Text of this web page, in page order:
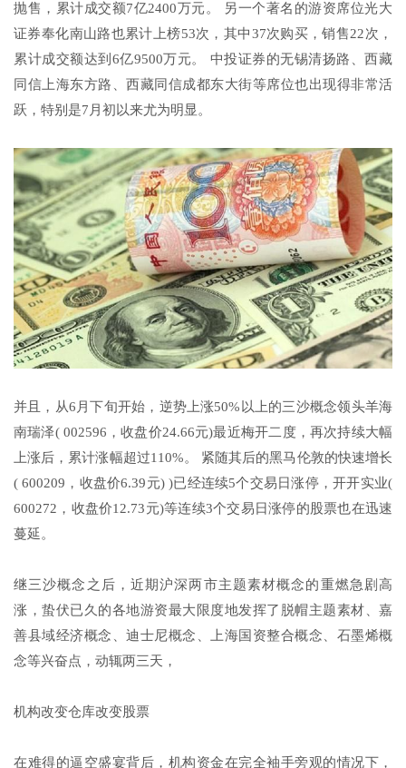
抛售，累计成交额7亿2400万元。 另一个著名的游资席位光大
证券奉化南山路也累计上榜53次，其中37次购买，销售22次，
累计成交额达到6亿9500万元。 中投证券的无锡清扬路、西藏
同信上海东方路、西藏同信成都东大街等席位也出现得非常活
跃，特别是7月初以来尤为明显。
并且，从6月下旬开始，逆势上涨50%以上的三沙概念领头羊海
南瑞泽( 002596，收盘价24.66元)最近梅开二度，再次持续大幅
上涨后，累计涨幅超过110%。 紧随其后的黑马伦敦的快速增长
( 600209，收盘价6.39元) )已经连续5个交易日涨停，开开实业(
600272，收盘价12.73元)等连续3个交易日涨停的股票也在迅速
蔓延。
继三沙概念之后，近期沪深两市主题素材概念的重燃急剧高
涨，蛰伏已久的各地游资最大限度地发挥了脱帽主题素材、嘉
善县域经济概念、迪士尼概念、上海国资整合概念、石墨烯概
念等兴奋点，动辄两三天，
机构改变仓库改变股票
在难得的逼空盛宴背后，机构资金在完全袖手旁观的情况下，